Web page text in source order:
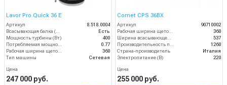
Lavor Pro Quick 36 E
Артикул
8.518.0004
Есть
Мощность турбины (Вт)
400
0.77
360
Тип машины
Сетевая
Цена
247 000 руб.
Comet CPS 36BX
Артикул
90710002
360
537
1260
Страна-производитель
Италия
Электропитание (В)
220
Цена
255 000 руб.